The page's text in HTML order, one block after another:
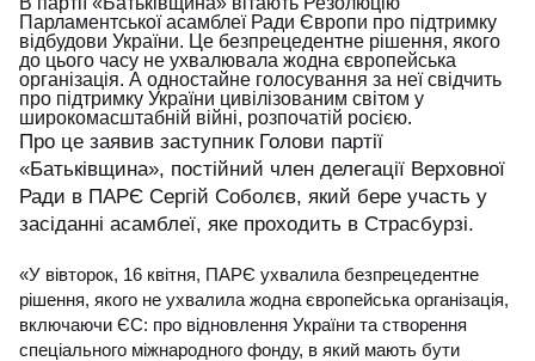
Парламентської асамблеї Ради Європи про підтримку
відбудови України. Це безпрецедентне рішення, якого
до цього часу не ухвалювала жодна європейська
організація. А одностайне голосування за неї свідчить
про підтримку України цивілізованим світом у
широкомасштабній війні, розпочатій росією.
Про це заявив заступник Голови партії
«Батьківщина», постійний член делегації Верховної
Ради в ПАРЄ Сергій Соболєв, який бере участь у
засіданні асамблеї, яке проходить в Страсбурзі.
«У вівторок, 16 квітня, ПАРЄ ухвалила безпрецедентне
рішення, якого не ухвалила жодна європейська організація,
включаючи ЄС: про відновлення України та створення
спеціального міжнародного фонду, в який мають бути